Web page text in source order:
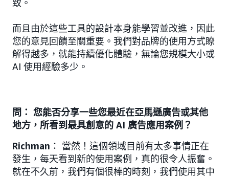
致。
而且由於這些工具的設計本身能學習並改進，因此
您的意見回饋至關重要。我們對品牌的使用方式瞭
解得越多，就能持續優化體驗，無論您規模大小或
AI 使用經驗多少。
問： 您能否分享一些您最近在亞馬遜廣告或其他
地方，所看到最具創意的 AI 廣告應用案例？
Richman ： 當然！這個領域目前有太多事情正在
發生，每天看到新的使用案例，真的很令人振奮。
就在不久前，我們有個很棒的時刻，我們使用其中